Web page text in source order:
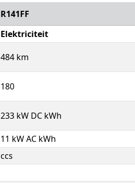
R141FF
Elektriciteit
484 km
180
233 kW DC kWh
11 kW AC kWh
ccs